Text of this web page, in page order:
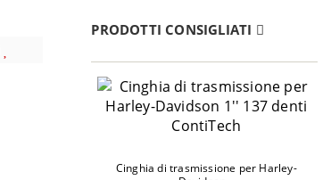
PRODOTTI CONSIGLIATI
Cinghia di trasmissione per Harley-